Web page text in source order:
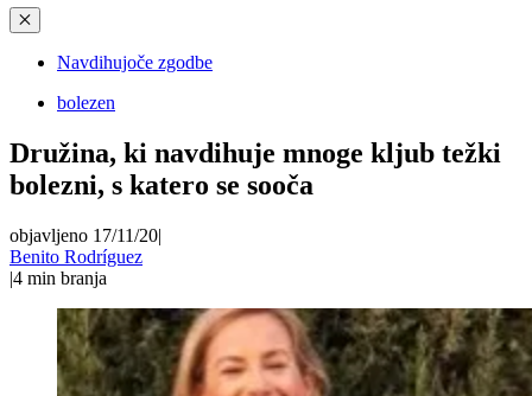
✕
Navdihujoče zgodbe
bolezen
Družina, ki navdihuje mnoge kljub težki
bolezni, s katero se sooča
objavljeno 17/11/20|
Benito Rodríguez
|4 min branja